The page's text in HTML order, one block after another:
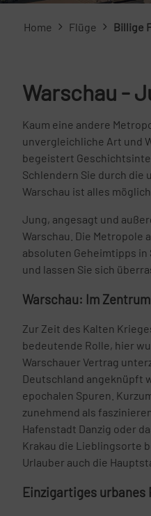
Home Flüge Billige
Warschau -
Kaum eine andere
unvergleichliche Art und
begeistert
Schlendern Sie durch die
Warschau ist alles
Jung, angesagt und
Warschau. Die Metropole
absoluten Geheimtipps in
und lassen Sie sich
Warschau: Im
Zur Zeit des Kalten
bedeutende Rolle, hier
Warschauer Vertrag
Deutschland angeknüpft
epochalen Spuren.
zunehmend als
Hafenstadt Danzig oder
Krakau die Lieblingsorte
Urlauber auch die
Einzigartiges urbanes